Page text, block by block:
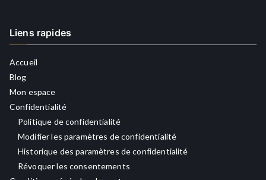
Liens rapides
Accueil
Blog
Mon espace
Confidentialité
Politique de confidentialité
Modifier les paramètres de confidentialité
Historique des paramètres de confidentialité
Révoquer les consentements